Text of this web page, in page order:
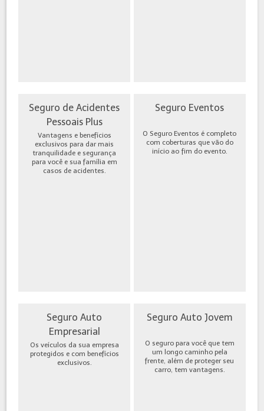
Seguro de Acidentes
Pessoais Plus
Vantagens e benefícios
exclusivos para dar mais
tranquilidade e segurança
para você e sua família em
casos de acidentes.
Seguro Eventos
O Seguro Eventos é completo
com coberturas que vão do
início ao fim do evento.
Seguro Auto
Empresarial
Os veículos da sua empresa
protegidos e com benefícios
exclusivos.
Seguro Auto Jovem
O seguro para você que tem
um longo caminho pela
frente, além de proteger seu
carro, tem vantagens.